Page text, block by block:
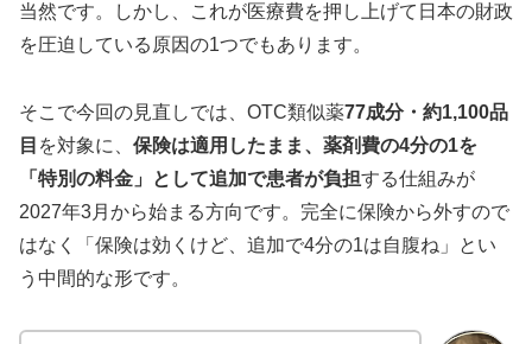
当然です。しかし、これが医療費を押し上げて日本の財政
を圧迫している原因の1つでもあります。
そこで今回の見直しでは、OTC類似薬77成分・約1,100品
目 を対象に、 保険は適用したまま、薬剤費の4分の1を
「特別の料金」として追加で患者が負担する仕組みが
2027年3月から始まる方向です。完全に保険から外すので
はなく「保険は効くけど、追加で4分の1は自腹ね」とい
う中間的な形です。